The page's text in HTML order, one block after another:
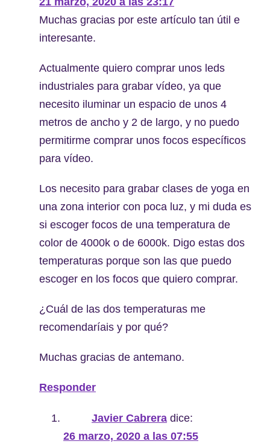
Muchas gracias por este artículo tan útil e
interesante.
Actualmente quiero comprar unos leds
industriales para grabar vídeo, ya que
necesito iluminar un espacio de unos 4
metros de ancho y 2 de largo, y no puedo
permitirme comprar unos focos específicos
para vídeo.
Los necesito para grabar clases de yoga en
una zona interior con poca luz, y mi duda es
si escoger focos de una temperatura de
color de 4000k o de 6000k. Digo estas dos
temperaturas porque son las que puedo
escoger en los focos que quiero comprar.
¿Cuál de las dos temperaturas me
recomendaríais y por qué?
Muchas gracias de antemano.
Responder
Javier Cabrera dice:
26 marzo, 2020 a las 07:55